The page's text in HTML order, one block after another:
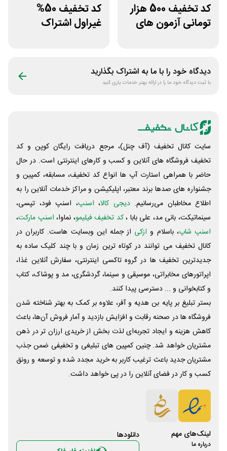
کد تخفیف 500 هزار
تومانی آزمون های
کد تخفیف 50%
غیراول اشتراک
دیدگاه خود را با ما به اشتراک بگذارید
با ثبت دیدگاه خود ما را در ارائه بهتر خدمات یاری کنید
سایت کانال تخفیف (آف چنل)، مرجع دریافت رایگان کوپن و کد
تخفیف فروشگاه های آنلاین و کسب و‌ کارهای اینترنتی است. در حال
حاضر با همراهی استارت آپ ها انواع کد تخفیف، مسابقه، کمپین و
جشنواره های صدها برند معتبر، اپلیکیشن و مراکز خدمات آنلاین را به
اطلاع مخاطبان می‌رسانیم. دیجی کالا، اسنپ، اسنپ فود، تپسی،
سینماتیکت، بانی مد، علی‌ بابا ،کد تخفیف فیلیمو، نماوا، اسنپ مارکت،
اسنپ شاپ، باسلام و ازکی از جمله این وبسایت ‌هاست. کاربران در
کانال تخفیف می توانند در کوتاه ترین زمان و با چند کلیک ساده به
جدیدترین تخفیف ها در گروه تاکسی اینترنتی، سفارش آنلاین غذا،
اپراتورهای مخابراتی، موسیقی و سینما، گردشگری، مد و پوشاک، کتاب
و کتابخوانی و ... دسترسی پیدا کنند.
بستر تبلیغ بر پایه بن هدیه و آفر، علاوه بر کمک به بهتر شناخته شدن
فروشگاه ها در صحنه رقابت و افزایش بازدید و آمار فروش آن‌ها، باعث
کاهش هزینه و ایجاد تجربه‌ای لذت بخش از خریدی ارزان تر در ذهن
مشتریان خواهد شد. چنین کمپین های تبلیغی و تخفیفی ضمن جذب
مشتریان جدید باعث ترغیب کاربر به خرید مجدد شده و توسعه و رونق
کسب و کار در فضای آنلاین را در پی خواهد داشت.
لینک‌های مهم
درباره ما
دانلود‌ها